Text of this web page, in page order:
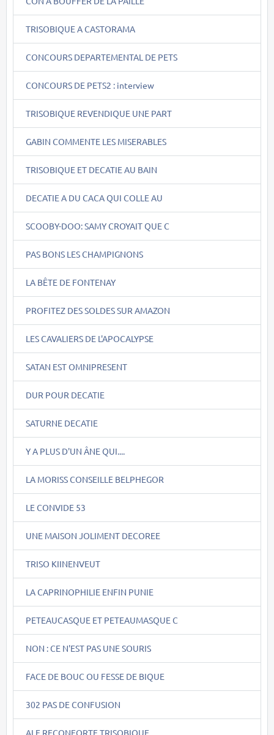
TRISOBIQUE A CASTORAMA
CONCOURS DEPARTEMENTAL DE PETS
CONCOURS DE PETS2 : interview
TRISOBIQUE REVENDIQUE UNE PART
GABIN COMMENTE LES MISERABLES
TRISOBIQUE ET DECATIE AU BAIN
DECATIE A DU CACA QUI COLLE AU
SCOOBY-DOO: SAMY CROYAIT QUE C
PAS BONS LES CHAMPIGNONS
LA BÊTE DE FONTENAY
PROFITEZ DES SOLDES SUR AMAZON
LES CAVALIERS DE L'APOCALYPSE
SATAN EST OMNIPRESENT
DUR POUR DECATIE
SATURNE DECATIE
Y A PLUS D'UN ÂNE QUI....
LA MORISS CONSEILLE BELPHEGOR
LE CONVIDE 53
UNE MAISON JOLIMENT DECOREE
TRISO KIINENVEUT
LA CAPRINOPHILIE ENFIN PUNIE
PETEAUCASQUE ET PETEAUMASQUE C
NON : CE N'EST PAS UNE SOURIS
FACE DE BOUC OU FESSE DE BIQUE
302 PAS DE CONFUSION
ALF RECONFORTE TRISOBIQUE